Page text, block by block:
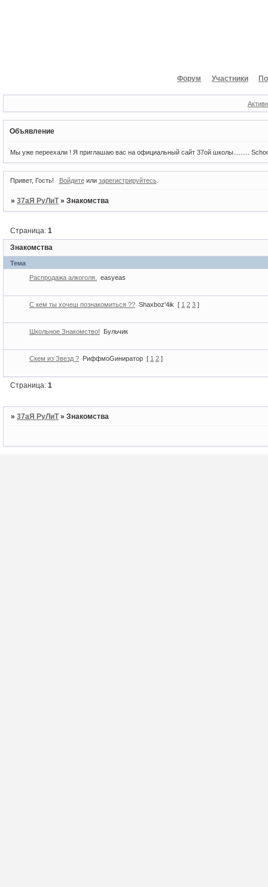
Форум Участники
Объявление
Мы уже переехали ! Я приглашаю вас на официальный сайт 37ой школы.........
Привет, Гость! Войдитеили зарегистрируйтесь.
»37аЯ РуЛиТ »Знакомства
Знакомства
Страница:1
Тема
Распродажа алкоголя.
easyeas
С кем ты хочеш познакомиться ?? Shaxboz'4ik [ 1 2 3 ]
Школьное Знакомство! Бульчик
Скем из Звезд ? РиффмоGиниратор [ 1 2 ]
Страница:1
»37аЯ РуЛиТ »Знакомства